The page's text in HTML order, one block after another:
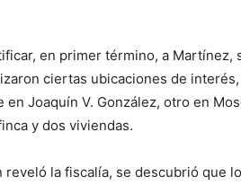
en primer término, a Martínez,
ciertas ubicaciones de
en Joaquín V. González, otro en
y dos viviendas.
reveló la fiscalía, se descubrió que